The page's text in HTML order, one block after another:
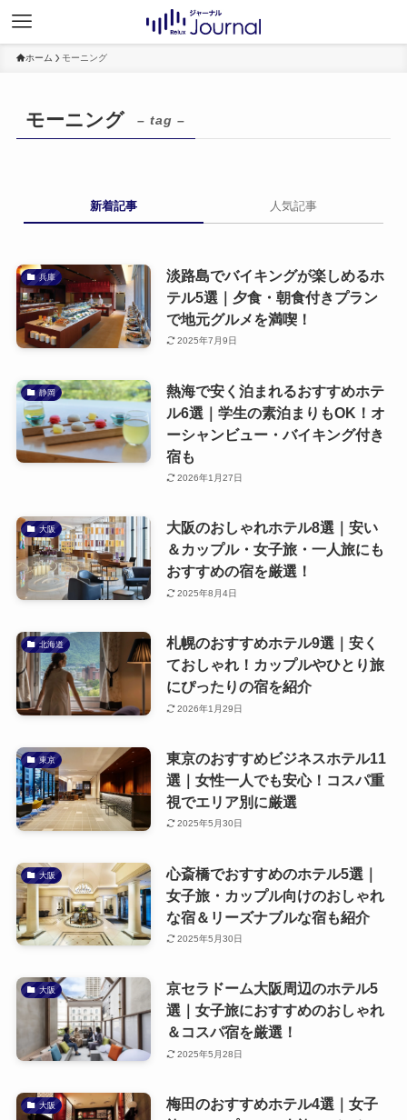
ホーム モーニング
モーニング – tag –
新着記事 人気記事
兵庫
淡路島でバイキングが楽しめるホ
テル5選｜夕食・朝食付きプラン
で地元グルメを満喫！
2025年7月9日
静岡
熱海で安く泊まれるおすすめホテ
ル6選｜学生の素泊まりもOK！オ
ーシャンビュー・バイキング付き
宿も
2026年1月27日
大阪
大阪のおしゃれホテル8選｜安い
＆カップル・女子旅・一人旅にも
おすすめの宿を厳選！
2025年8月4日
北海道
札幌のおすすめホテル9選｜安く
ておしゃれ！カップルやひとり旅
にぴったりの宿を紹介
2026年1月29日
東京
東京のおすすめビジネスホテル11
選｜女性一人でも安心！コスパ重
視でエリア別に厳選
2025年5月30日
大阪
心斎橋でおすすめのホテル5選｜
女子旅・カップル向けのおしゃれ
な宿＆リーズナブルな宿も紹介
2025年5月30日
大阪
京セラドーム大阪周辺のホテル5
選｜女子旅におすすめのおしゃれ
＆コスパ宿を厳選！
2025年5月28日
大阪
梅田のおすすめホテル4選｜女子